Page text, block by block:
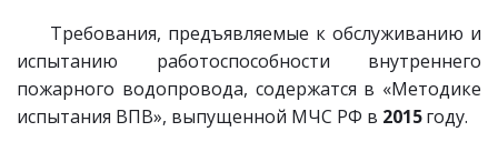
Требования, предъявляемые к обслуживанию и
испытанию работоспособности внутреннего
пожарного водопровода, содержатся в «Методике
испытания ВПВ», выпущенной МЧС РФ в 2015году.